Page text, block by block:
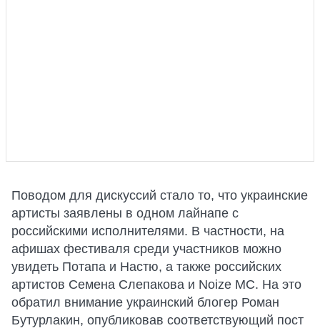
Поводом для дискуссий стало то, что украинские
артисты заявлены в одном лайнапе с
российскими исполнителями. В частности, на
афишах фестиваля среди участников можно
увидеть Потапа и Настю, а также российских
артистов Семена Слепакова и Noize MC. На это
обратил внимание украинский блогер Роман
Бутурлакин, опубликовав соответствующий пост